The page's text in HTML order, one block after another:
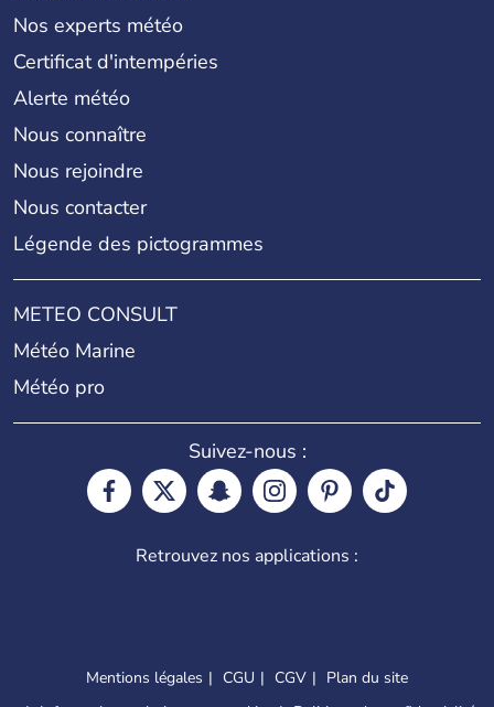
Nos experts météo
Certificat d'intempéries
Alerte météo
Nous connaître
Nous rejoindre
Nous contacter
Légende des pictogrammes
METEO CONSULT
Météo Marine
Météo pro
Suivez-nous :
Retrouvez nos applications :
Mentions légales CGU CGV
Plan du site